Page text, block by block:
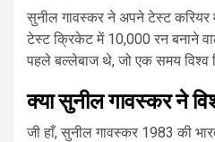
सुनील गावस्कर ने अपने टेस्ट
टेस्ट क्रिकेट में 10,000 रन बनाने
पहले बल्लेबाज थे, जो एक समय विश्व
क्या सुनील गावस्कर ने
जी हाँ, सुनील गावस्कर 1983 की